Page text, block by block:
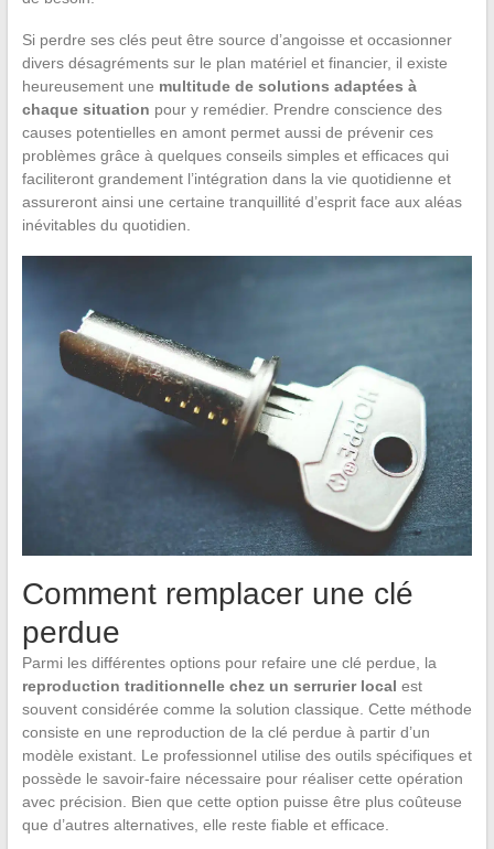
Si perdre ses clés peut être source d’angoisse et occasionner
divers désagréments sur le plan matériel et financier, il existe
heureusement une multitude de solutions adaptées à
chaque situation pour y remédier. Prendre conscience des
causes potentielles en amont permet aussi de prévenir ces
problèmes grâce à quelques conseils simples et efficaces qui
faciliteront grandement l’intégration dans la vie quotidienne et
assureront ainsi une certaine tranquillité d’esprit face aux aléas
inévitables du quotidien.
Comment remplacer une clé
perdue
Parmi les différentes options pour refaire une clé perdue, la
reproduction traditionnelle chez un serrurier local est
souvent considérée comme la solution classique. Cette méthode
consiste en une reproduction de la clé perdue à partir d’un
modèle existant. Le professionnel utilise des outils spécifiques et
possède le savoir-faire nécessaire pour réaliser cette opération
avec précision. Bien que cette option puisse être plus coûteuse
que d’autres alternatives, elle reste fiable et efficace.